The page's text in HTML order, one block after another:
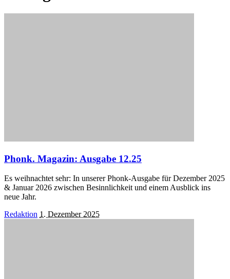
Phonk. Magazin: Ausgabe 12.25
Es weihnachtet sehr: In unserer Phonk-Ausgabe für Dezember 2025
& Januar 2026 zwischen Besinnlichkeit und einem Ausblick ins
neue Jahr.
Posted
Redaktion 1. Dezember 2025